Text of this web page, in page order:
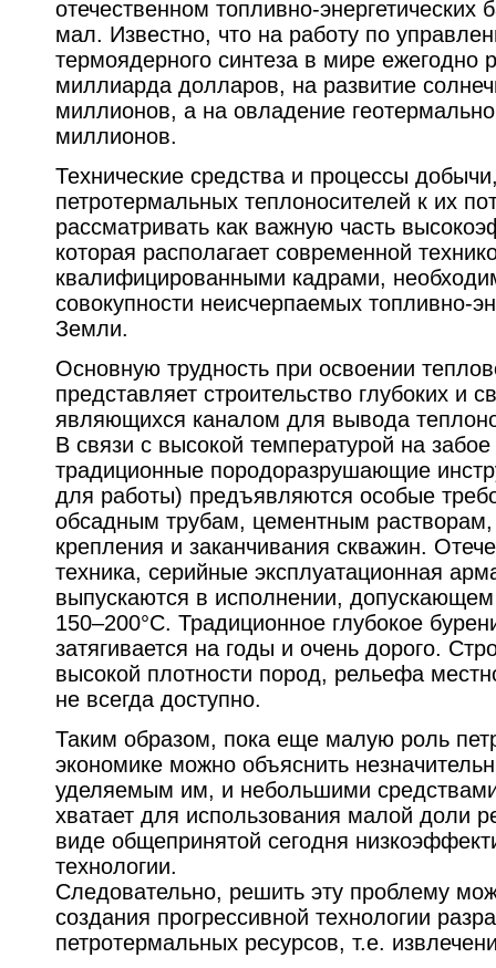
отечественном топливно-энергетических
мал. Известно, что на работу по
термоядерного синтеза в мире ежегодно
миллиарда долларов, на развитие
миллионов, а на овладение
миллионов.
Технические средства и процессы
петротермальных теплоносителей к их
рассматривать как важную часть
которая располагает современной
квалифицированными кадрами,
совокупности неисчерпаемых топливно-
Земли.
Основную трудность при освоении
представляет строительство глубоких и
являющихся каналом для вывода
В связи с высокой температурой на
традиционные породоразрушающие
для работы) предъявляются особые
обсадным трубам, цементным растворам,
крепления и заканчивания скважин.
техника, серийные эксплуатационная
выпускаются в исполнении,
150–200°С. Традиционное глубокое
затягивается на годы и очень дорого.
высокой плотности пород, рельефа
не всегда доступно.
Таким образом, пока еще малую роль
экономике можно объяснить
уделяемым им, и небольшими
хватает для использования малой доли
виде общепринятой сегодня
технологии.
Следовательно, решить эту проблему
создания прогрессивной технологии
петротермальных ресурсов, т.е.